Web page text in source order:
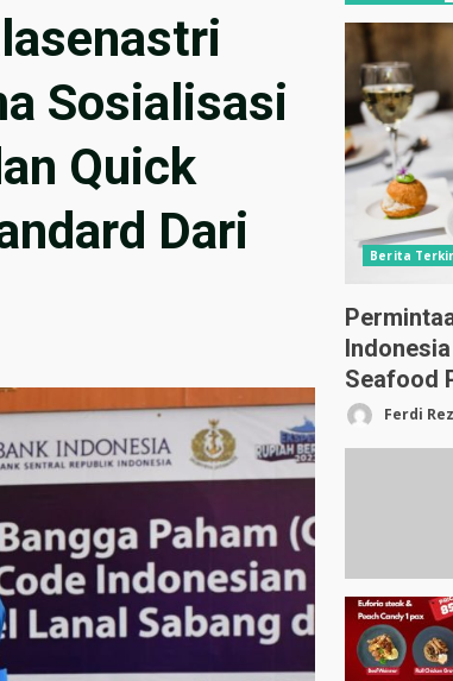
Sosialisasi
Quick
Dari
Berita
Seafood
Ferdi